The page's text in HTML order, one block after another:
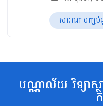
សារណាបញ្ចប់ឆ្
បណ្ណាល័យ វិទ្យាស្